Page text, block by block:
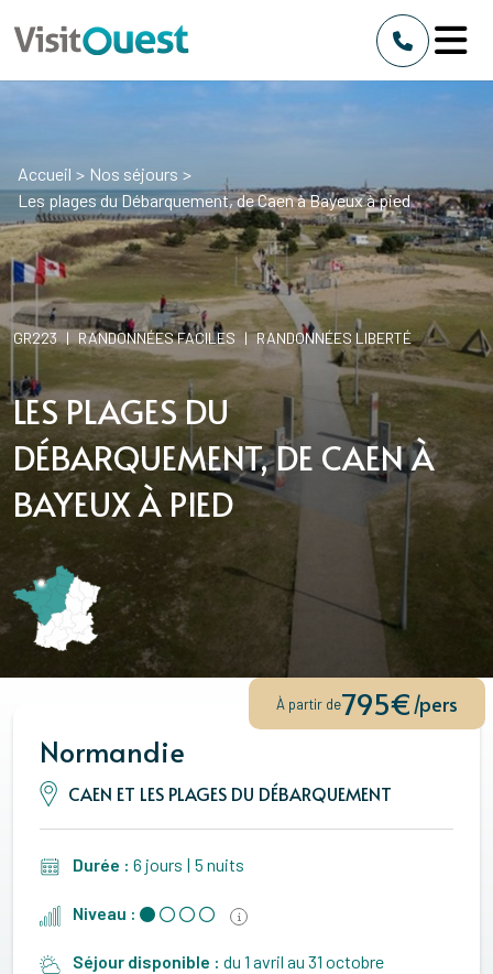
Accueil > Nos séjours >
Les plages du Débarquement, de Caen à Bayeux à pied
GR223 | RANDONNÉES FACILES | RANDONNÉES LIBERTÉ
LES PLAGES DU
DÉBARQUEMENT, DE CAEN À
BAYEUX À PIED
À partir de795€/pers
Normandie
CAEN ET LES PLAGES DU DÉBARQUEMENT
Durée :6 jours | 5 nuits
Niveau :
Séjour disponible :du 1 avril au 31 octobre